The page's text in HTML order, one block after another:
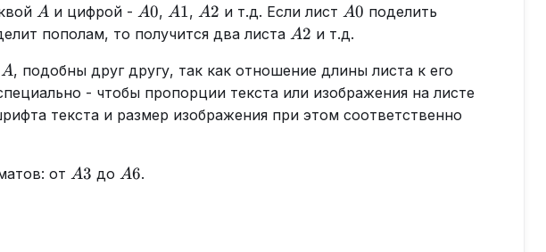
A
A и цифрой - A0
A0, A1
A1, A2
A2 и т.д. Если лист A0
A0 поделить
пополам, то получится два листа A2
A2 и т.д.
A
A, подобны друг другу, так как отношение длины листа к его
- чтобы пропорции текста или изображения на листе
текста и размер изображения при этом соответственно
от A3
A3 до A6
A6.